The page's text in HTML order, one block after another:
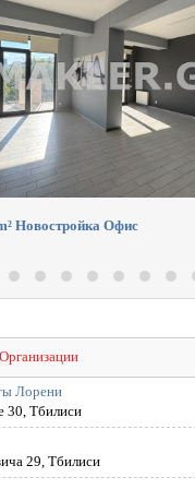
Новостройка Офис
Лорени
30, Тбилиси
29, Тбилиси